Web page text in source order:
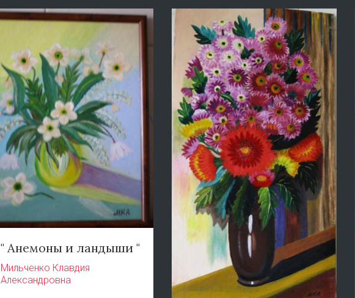
" Анемоны и ландыши "
Мильченко Клавдия
Александровна